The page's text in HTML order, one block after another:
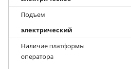
Подъем
электрический
Наличие платформы
оператора